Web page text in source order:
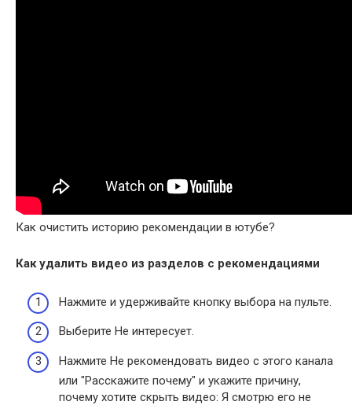
Как очистить историю рекомендации в ютубе?
Как удалить видео из разделов с рекомендациями
Нажмите и удерживайте кнопку выбора на пульте.
Выберите Не интересует.
Нажмите Не рекомендовать видео с этого канала
или "Расскажите почему" и укажите причину,
почему хотите скрыть видео: Я смотрю его не